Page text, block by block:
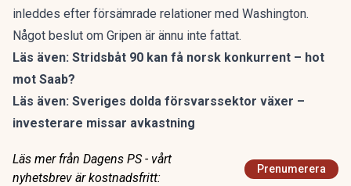
inleddes efter försämrade relationer med Washington.
Något beslut om Gripen är ännu inte fattat.
Läs även: Stridsbåt 90 kan få norsk konkurrent – hot
mot Saab?
Läs även: Sveriges dolda försvarssektor växer –
investerare missar avkastning
Läs mer från Dagens PS - vårt
nyhetsbrev är kostnadsfritt:
Prenumerera